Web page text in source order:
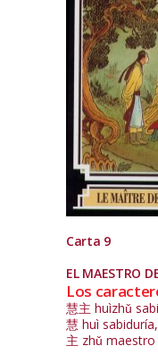
Carta 9
EL MAESTRO
Los
慧主 huìzhǔ
慧 huì
主 zhǔ maestro